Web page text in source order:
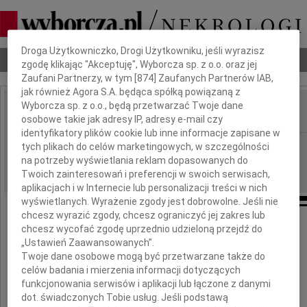
Nekrologi Odeszli Poradnik pogrzebowy
IMIĘ I NAZWISKO:
REGION: Wrocław
DATA EMISJI: 09.12.2010
Naszej Koleżance
Arletcie Cyraniak-Nowak
wyrazy szczerego i głębokiego współczucia
Dbamy o Twoją prywatność
Droga Użytkowniczko, Drogi Użytkowniku, jeśli wyrazisz
zgodę klikając "Akceptuję", Wyborcza sp. z o.o. oraz jej
Zaufani Partnerzy, w tym [874 ] Zaufanych Partnerów IAB,
jak również Agora S.A. będąca spółką powiązaną z
Wyborcza sp. z o.o., będą przetwarzać Twoje dane
osobowe takie jak adresy IP, adresy e-mail czy
identyfikatory plików cookie lub inne informacje zapisane w
tych plikach do celów marketingowych, w szczególności
na potrzeby wyświetlania reklam dopasowanych do
Twoich zainteresowań i preferencji w swoich serwisach,
aplikacjach i w Internecie lub personalizacji treści w nich
wyświetlanych. Wyrażenie zgody jest dobrowolne. Jeśli nie
chcesz wyrazić zgody, chcesz ograniczyć jej zakres lub
chcesz wycofać zgodę uprzednio udzieloną przejdź do
„Ustawień Zaawansowanych”.
Twoje dane osobowe mogą być przetwarzane także do
celów badania i mierzenia informacji dotyczących
funkcjonowania serwisów i aplikacji lub łączone z danymi
dot. świadczonych Tobie usług. Jeśli podstawą